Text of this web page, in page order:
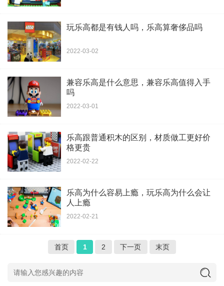
玩乐高都是有钱人吗，乐高算奢侈品吗
2022-03-02
兼容乐高是什么意思，兼容乐高值得入手
吗
2022-03-01
乐高跟普通积木的区别，材质做工更好价
格更贵
2022-02-22
乐高为什么容易上瘾，玩乐高为什么会让
人上瘾
2022-02-21
首页 1 2 下一页 末页